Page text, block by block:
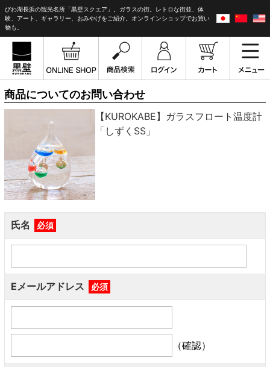
びわ湖長浜の観光名所「黒壁スクエア」。ガラスの街。レトロな街並、体
験、アート、ギャラリー、おみやげをご紹介。オンラインショップでお買い
物も。
商品についてのお問い合わせ
【KUROKABE】ガラスフロート温度計
「しずくSS」
氏名 必須
Eメールアドレス 必須
（確認）